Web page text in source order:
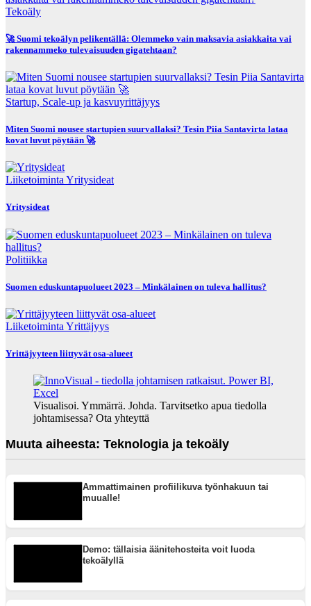
Tekoäly
🚀 Suomi tekoälyn pelikentällä: Olemmeko vain maksavia asiakkaita vai
rakennammeko tulevaisuuden gigatehtaan?
Startup, Scale-up ja kasvuyrittäjyys
Miten Suomi nousee startupien suurvallaksi? Tesin Piia Santavirta lataa
kovat luvut pöytään 🚀
Liiketoiminta Yritysideat
Yritysideat
Politiikka
Suomen eduskuntapuolueet 2023 – Minkälainen on tuleva hallitus?
Liiketoiminta Yrittäjyys
Yrittäjyyteen liittyvät osa-alueet
Visualisoi. Ymmärrä. Johda. Tarvitsetko apua tiedolla
johtamisessa? Ota yhteyttä
Muuta aiheesta: Teknologia ja tekoäly
Ammattimainen profiilikuva työnhakuun tai
muualle!
Demo: tällaisia äänitehosteita voit luoda
tekoälyllä